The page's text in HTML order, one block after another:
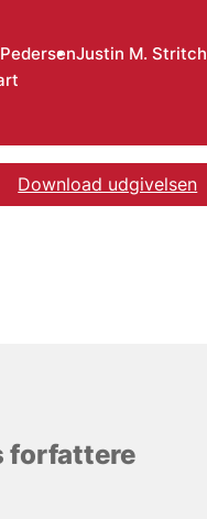
Justin M. Stritch
Download udgivelsen
forfattere